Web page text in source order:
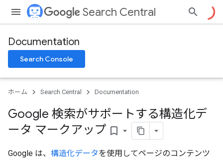
Search Central
Documentation
Search Console
ホーム Search Central Documentation
Google 検索がサポートする構造化デ
ータ マークアップ bookmark_border
Google は、 構造化データを使用してページのコンテンツ